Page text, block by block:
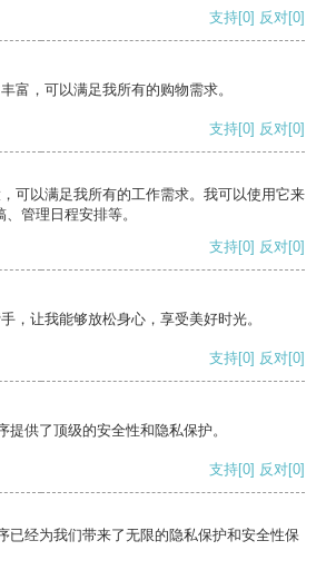
支持[0] 反对[0]
富，可以满足我所有的购物需求。
支持[0] 反对[0]
可以满足我所有的工作需求。我可以使用它来
管理日程安排等。
支持[0] 反对[0]
，让我能够放松身心，享受美好时光。
支持[0] 反对[0]
供了顶级的安全性和隐私保护。
支持[0] 反对[0]
已经为我们带来了无限的隐私保护和安全性保